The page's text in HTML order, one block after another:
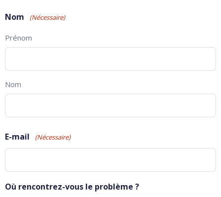
Nom (Nécessaire)
Prénom
Nom
E-mail (Nécessaire)
Où rencontrez-vous le problème ?